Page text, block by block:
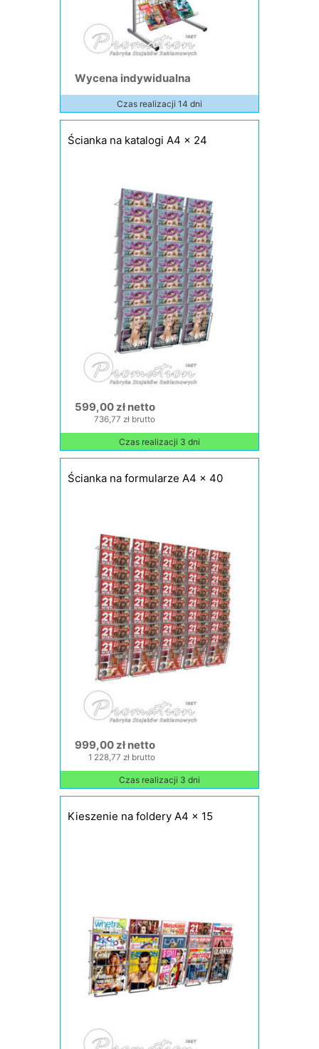
Wycena indywidualna
Czas realizacji 14 dni
Ścianka na katalogi A4 x 24
599,00 zł netto
736,77 zł brutto
Czas realizacji 3 dni
Ścianka na formularze A4 x 40
999,00 zł netto
1 228,77 zł brutto
Czas realizacji 3 dni
Kieszenie na foldery A4 x 15